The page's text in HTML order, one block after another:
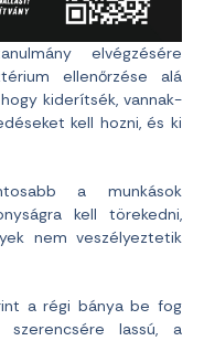
elvégzésére
ellenőrzése alá
kiderítsék, vannak-
kell hozni, és ki
a munkások
kell törekedni,
nem veszélyeztetik
a régi bánya be fog
lassú, a